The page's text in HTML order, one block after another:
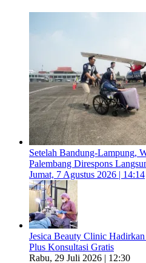
Setelah Bandung-Lampung,
Palembang Direspons
Jumat, 7 Agustus 2026 | 14:14
Jesica Beauty Clinic
Plus Konsultasi Gratis
Rabu, 29 Juli 2026 | 12:30